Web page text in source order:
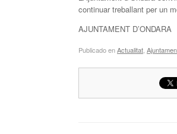
continuar treballant per un
AJUNTAMENT D’ONDARA
Publicado enActualitat,